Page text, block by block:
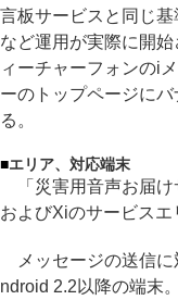
言板サービスと同じ
など運用が実際に開
ィーチャーフォンのi
ーのトップページに
る。
■エリア、対応端末
「災害用音声お届け
およびXiのサービスエ
メッセージの送信に
ndroid 2.2以降の端末